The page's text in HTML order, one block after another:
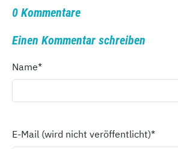
0 Kommentare
Einen Kommentar schreiben
Name*
E-Mail (wird nicht veröffentlicht)*